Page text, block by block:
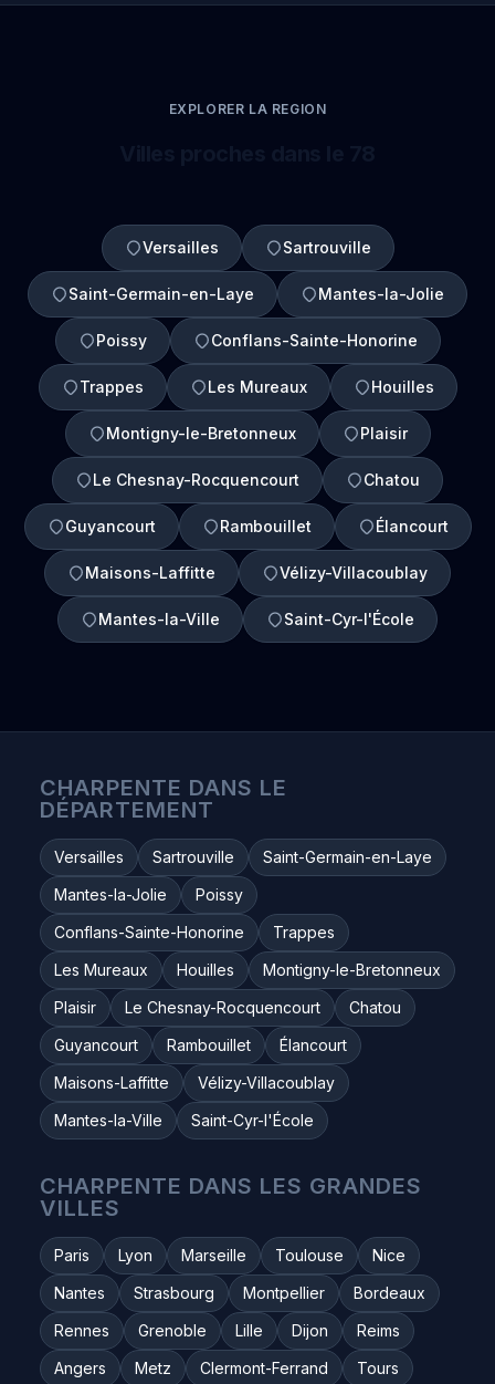
EXPLORER LA REGION
Versailles Sartrouville
Saint-Germain-en-Laye Mantes-la-Jolie
Poissy Conflans-Sainte-Honorine
Trappes Les Mureaux Houilles
Montigny-le-Bretonneux Plaisir
Le Chesnay-Rocquencourt Chatou
Guyancourt Rambouillet Élancourt
Maisons-Laffitte Vélizy-Villacoublay
Mantes-la-Ville Saint-Cyr-l'École
CHARPENTE DANS LE
DÉPARTEMENT
Versailles Sartrouville
Saint-Germain-en-Laye
Mantes-la-Jolie
Poissy
Conflans-Sainte-Honorine
Trappes
Les Mureaux
Houilles
Montigny-le-Bretonneux
Plaisir
Le Chesnay-Rocquencourt
Chatou
Guyancourt
Rambouillet
Élancourt
Maisons-Laffitte
Vélizy-Villacoublay
Mantes-la-Ville
Saint-Cyr-l'École
CHARPENTE DANS LES GRANDES
VILLES
Paris Lyon Marseille Toulouse
Nice
Nantes
Strasbourg Montpellier
Bordeaux
Rennes
Grenoble Lille Dijon
Reims
Angers
Metz Clermont-Ferrand
Tours